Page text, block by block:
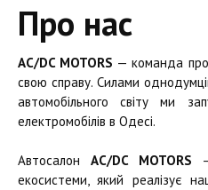
Про нас
AC/DC MOTORS — команда
свою справу. Силами
автомобільного світу ми
електромобілів в Одесі.
АвтосалонAC/DC MOTORS
екосистеми, який реалізує